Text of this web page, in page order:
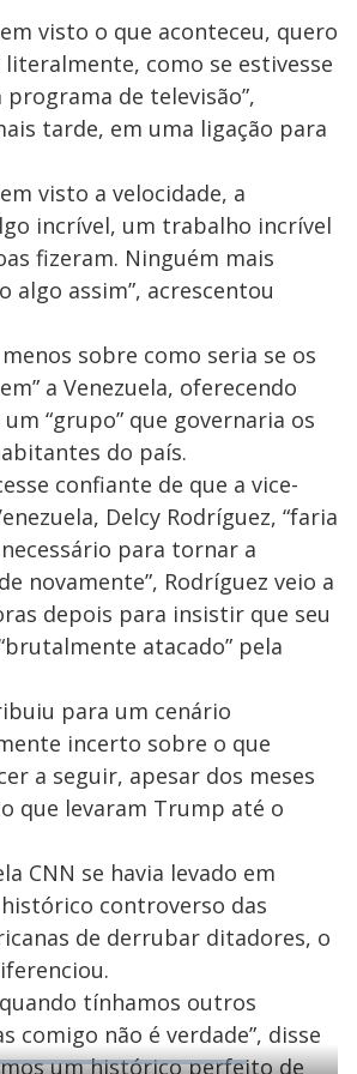
visto o que aconteceu, quero
como se estivesse
de televisão”,
tarde, em uma ligação para
visto a velocidade, a
incrível, um trabalho incrível
fizeram. Ninguém mais
algo assim”, acrescentou
sobre como seria se os
a Venezuela, oferecendo
“grupo” que governaria os
do país.
confiante de que a vice-
Delcy Rodríguez, “faria
para tornar a
novamente”, Rodríguez veio a
depois para insistir que seu
atacado” pela
para um cenário
incerto sobre o que
a seguir, apesar dos meses
que levaram Trump até o
CNN se havia levado em
controverso das
de derrubar ditadores, o
tínhamos outros
comigo não é verdade”, disse
um histórico perfeito de